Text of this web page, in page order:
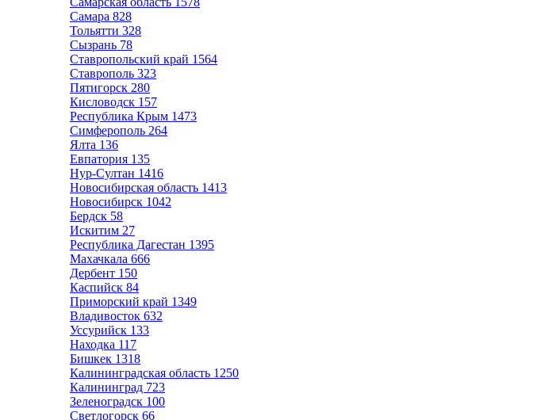
Самара 828
Тольятти 328
Сызрань 78
Ставропольский край 1564
Ставрополь 323
Пятигорск 280
Кисловодск 157
Республика Крым 1473
Симферополь 264
Ялта 136
Евпатория 135
Нур-Султан 1416
Новосибирская область 1413
Новосибирск 1042
Бердск 58
Искитим 27
Республика Дагестан 1395
Махачкала 666
Дербент 150
Каспийск 84
Приморский край 1349
Владивосток 632
Уссурийск 133
Находка 117
Бишкек 1318
Калининградская область 1250
Калининград 723
Зеленоградск 100
Светлогорск 66